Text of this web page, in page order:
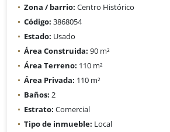
Zona / barrio: Centro Histórico
Código: 3868054
Estado: Usado
Área Construida: 90 m²
Área Terreno: 110 m²
Área Privada: 110 m²
Baños: 2
Estrato: Comercial
Tipo de inmueble: Local